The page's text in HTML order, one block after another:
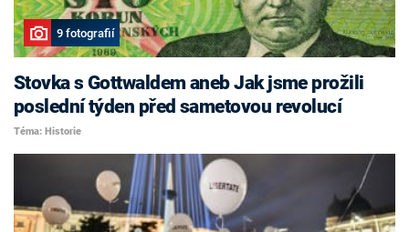
9 fotografií
Stovka s Gottwaldem aneb Jak jsme prožili
poslední týden před sametovou revolucí
Téma: Historie